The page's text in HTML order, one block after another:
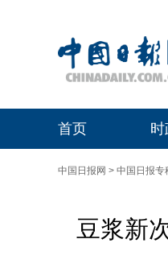
首页 时
中国日报网 > 中国日报专
豆浆新